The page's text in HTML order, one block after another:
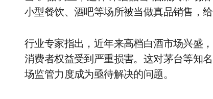
小型餐饮、酒吧等场所被当做真品销售，
行业专家指出，近年来高档白酒市场兴盛
消费者权益受到严重损害。这对茅台等知
场监管力度成为亟待解决的问题。